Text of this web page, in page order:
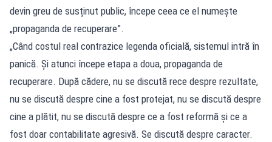
devin greu de susținut public, începe ceea ce el numește
„propaganda de recuperare”.
„Când costul real contrazice legenda oficială, sistemul intră în
panică. Și atunci începe etapa a doua, propaganda de
recuperare. După cădere, nu se discută rece despre rezultate,
nu se discută despre cine a fost protejat, nu se discută despre
cine a plătit, nu se discută despre ce a fost reformă și ce a
fost doar contabilitate agresivă. Se discută despre caracter.